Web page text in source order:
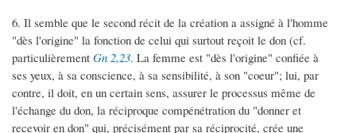
6. Il semble que le second récit de la création a assigné à l'homme
"dès l'origine" la fonction de celui qui surtout reçoit le don (cf.
particulièrement Gn 2,23. La femme est "dès l'origine" confiée à
ses yeux, à sa conscience, à sa sensibilité, à son "coeur"; lui, par
contre, il doit, en un certain sens, assurer le processus même de
l'échange du don, la réciproque compénétration du "donner et
recevoir en don" qui, précisément par sa réciprocité, crée une